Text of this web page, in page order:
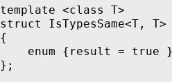
std::cout <<
checkT(myfunc);
}
template <class T>
struct IsTypesSame<T, T>
{
enum {result = true
};